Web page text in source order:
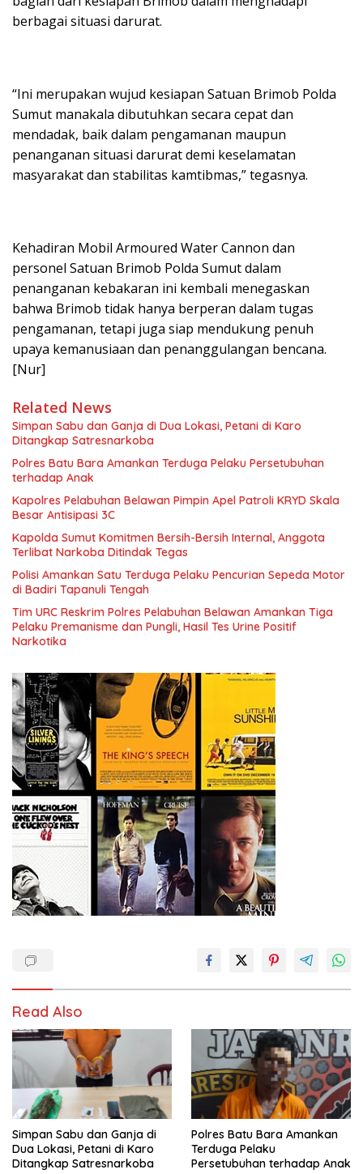
berbagai situasi darurat.
“Ini merupakan wujud kesiapan Satuan Brimob Polda
Sumut manakala dibutuhkan secara cepat dan
mendadak, baik dalam pengamanan maupun
penanganan situasi darurat demi keselamatan
masyarakat dan stabilitas kamtibmas,” tegasnya.
Kehadiran Mobil Armoured Water Cannon dan
personel Satuan Brimob Polda Sumut dalam
penanganan kebakaran ini kembali menegaskan
bahwa Brimob tidak hanya berperan dalam tugas
pengamanan, tetapi juga siap mendukung penuh
upaya kemanusiaan dan penanggulangan bencana.
[Nur]
Related News
Simpan Sabu dan Ganja di Dua Lokasi, Petani di Karo
Ditangkap Satresnarkoba
Polres Batu Bara Amankan Terduga Pelaku Persetubuhan
terhadap Anak
Kapolres Pelabuhan Belawan Pimpin Apel Patroli KRYD Skala
Besar Antisipasi 3C
Kapolda Sumut Komitmen Bersih-Bersih Internal, Anggota
Terlibat Narkoba Ditindak Tegas
Polisi Amankan Satu Terduga Pelaku Pencurian Sepeda Motor
di Badiri Tapanuli Tengah
Tim URC Reskrim Polres Pelabuhan Belawan Amankan Tiga
Pelaku Premanisme dan Pungli, Hasil Tes Urine Positif
Narkotika
Read Also
Simpan Sabu dan Ganja di
Dua Lokasi, Petani di Karo
Ditangkap Satresnarkoba
Polres Batu Bara Amankan
Terduga Pelaku
Persetubuhan terhadap Anak